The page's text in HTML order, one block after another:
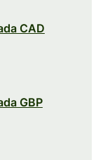
CAD
GBP